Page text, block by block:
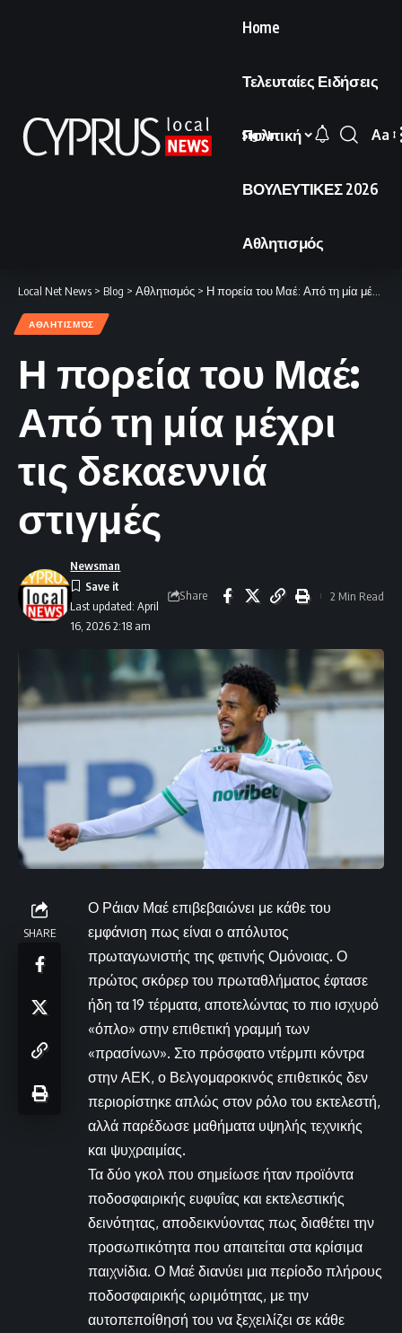
Home
Τελευταίες Ειδήσεις
Πολιτική
ΒΟΥΛΕΥΤΙΚΕΣ 2026
Αθλητισμός
Sign In
Font
Aa
Local Net News > Blog > Αθλητισμός > Η πορεία του Μαέ: Από τη μία μέχρι τις δεκαεννιά στιγμές
ΑΘΛΗΤΙΣΜΌΣ
Η πορεία του Μαέ:
Από τη μία μέχρι
τις δεκαεννιά
στιγμές
Last updated: April
16, 2026 2:18 am
Newsman
Share 2 Min Read
SHARE
Ο Ράιαν Μαέ επιβεβαιώνει με κάθε του
εμφάνιση πως είναι ο απόλυτος
πρωταγωνιστής της φετινής Ομόνοιας. Ο
πρώτος σκόρερ του πρωταθλήματος έφτασε
ήδη τα 19 τέρματα, αποτελώντας το πιο ισχυρό
«όπλο» στην επιθετική γραμμή των
«πρασίνων». Στο πρόσφατο ντέρμπι κόντρα
στην ΑΕΚ, ο Βελγομαροκινός επιθετικός δεν
περιορίστηκε απλώς στον ρόλο του εκτελεστή,
αλλά παρέδωσε μαθήματα υψηλής τεχνικής
και ψυχραιμίας.
Τα δύο γκολ που σημείωσε ήταν προϊόντα
ποδοσφαιρικής ευφυΐας και εκτελεστικής
δεινότητας, αποδεικνύοντας πως διαθέτει την
προσωπικότητα που απαιτείται στα κρίσιμα
παιχνίδια. Ο Μαέ διανύει μια περίοδο πλήρους
ποδοσφαιρικής ωριμότητας, με την
αυτοπεποίθησή του να ξεχειλίζει σε κάθε